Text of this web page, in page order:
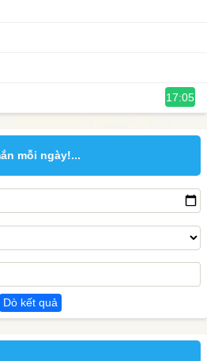
17:05
mỗi ngày!...
Dò kết quả